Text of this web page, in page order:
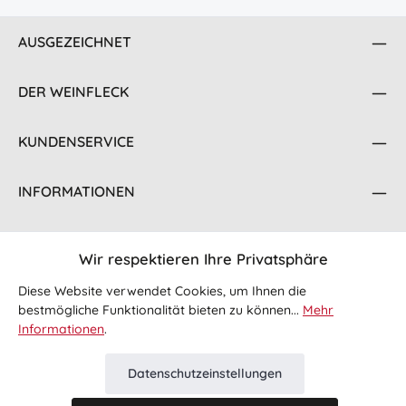
AUSGEZEICHNET
DER WEINFLECK
KUNDENSERVICE
INFORMATIONEN
FOLGE UNS
Wir respektieren Ihre Privatsphäre
Diese Website verwendet Cookies, um Ihnen die
bestmögliche Funktionalität bieten zu können... Mehr
Informationen.
Datenschutzeinstellungen